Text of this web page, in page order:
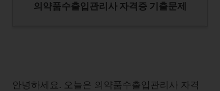
의약품수출입관리사 자격증 기출문제
안녕하세요. 오늘은 의약품수출입관리사 자격